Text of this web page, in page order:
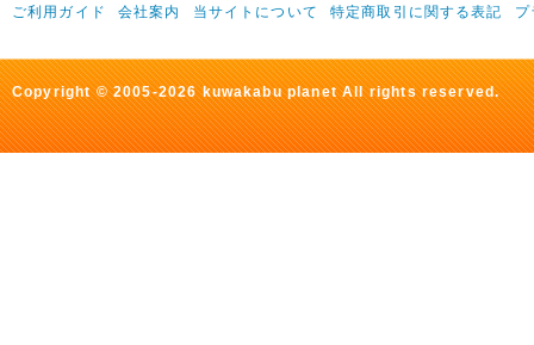
ご利用ガイド 会社案内 当サイトについて 特定商取引に関する表記 プ
Copyright © 2005-2026 kuwakabu planet All rights reserved.